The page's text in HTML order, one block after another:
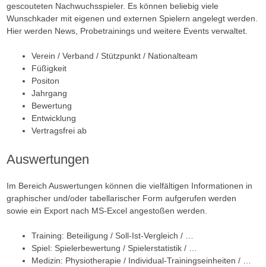
gescouteten Nachwuchsspieler. Es können beliebig viele
Wunschkader mit eigenen und externen Spielern angelegt werden.
Hier werden News, Probetrainings und weitere Events verwaltet.
Verein / Verband / Stützpunkt / Nationalteam
Füßigkeit
Positon
Jahrgang
Bewertung
Entwicklung
Vertragsfrei ab
Auswertungen
Im Bereich Auswertungen können die vielfältigen Informationen in
graphischer und/oder tabellarischer Form aufgerufen werden
sowie ein Export nach MS-Excel angestoßen werden.
Training: Beteiligung / Soll-Ist-Vergleich / …
Spiel: Spielerbewertung / Spielerstatistik / …
Medizin: Physiotherapie / Individual-Trainingseinheiten / …